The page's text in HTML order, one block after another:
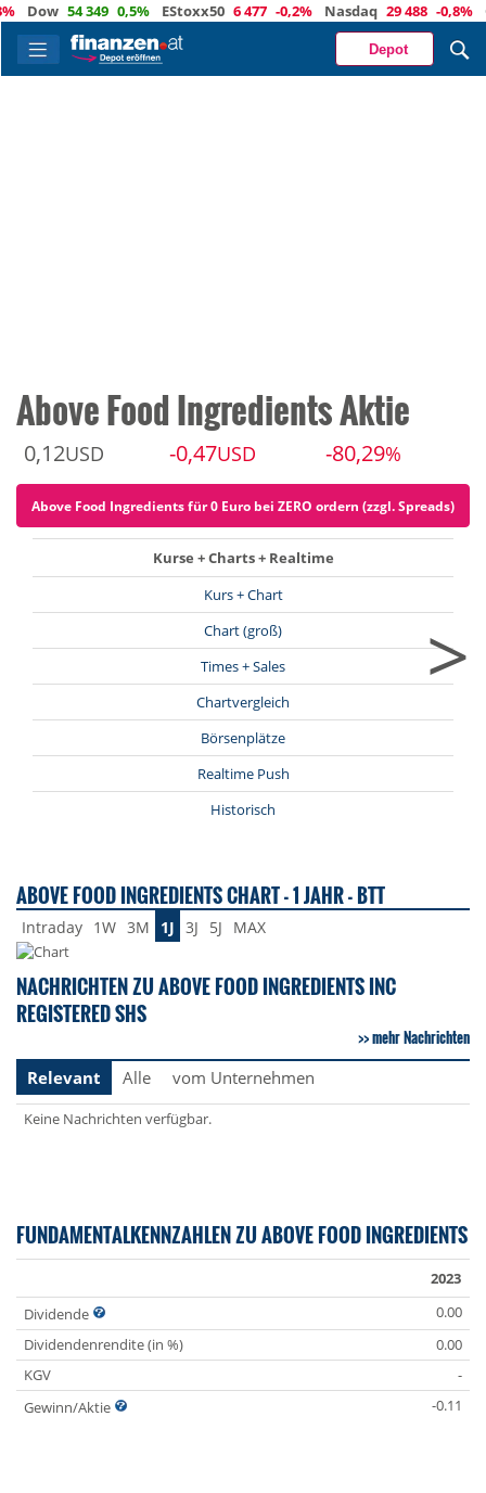
54 349 0,5% EStoxx50 6 477 -0,2% Nasdaq 29 488 -0,8% Öl
Depot
Above Food Ingredients Aktie
0,12USD -0,47USD -80,29%
Above Food Ingredients für 0 Euro bei ZERO ordern (zzgl. Spreads)
Kurse + Charts + Realtime
Kurs + Chart
Chart (groß)
Times + Sales
Chartvergleich
Börsenplätze
Realtime Push
Historisch
>
ABOVE FOOD INGREDIENTS CHART - 1 JAHR - BTT
Intraday 1W 3M 1J 3J 5J MAX
NACHRICHTEN ZU ABOVE FOOD INGREDIENTS INC
REGISTERED SHS
mehr Nachrichten
Relevant
Alle vom Unternehmen
Keine Nachrichten verfügbar.
FUNDAMENTALKENNZAHLEN ZU ABOVE FOOD INGREDIENTS
2023
Dividende
0.00
Dividendenrendite (in %)
0.00
KGV
-
Gewinn/Aktie
-0.11